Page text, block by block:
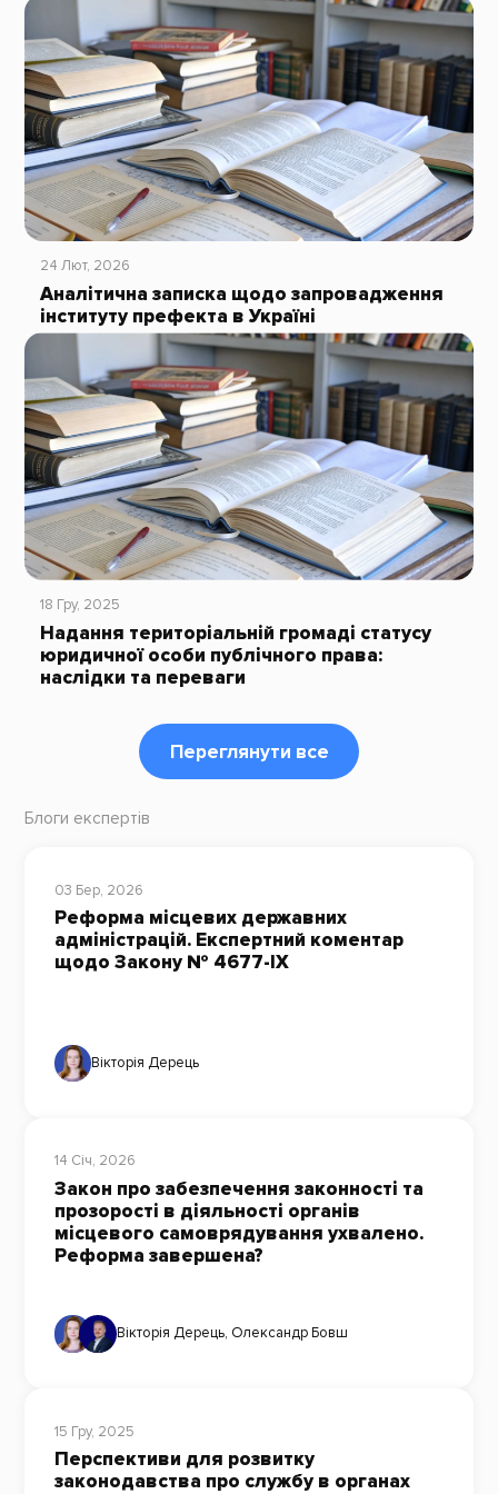
24 Лют, 2026
Аналітична записка щодо запровадження
інституту префекта в Україні
18 Гру, 2025
Надання територіальній громаді статусу
юридичної особи публічного права:
наслідки та переваги
Переглянути все
Блоги експертів
03 Бер, 2026
Реформа місцевих державних
адміністрацій. Експертний коментар
щодо Закону № 4677-ІХ
Вікторія Дерець
14 Січ, 2026
Закон про забезпечення законності та
прозорості в діяльності органів
місцевого самоврядування ухвалено.
Реформа завершена?
Вікторія Дерець, Олександр Бовш
15 Гру, 2025
Перспективи для розвитку
законодавства про службу в органах